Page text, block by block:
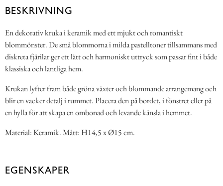
BESKRIVNING
En dekorativ kruka i keramik med ett mjukt och romantiskt
blommönster. De små blommorna i milda pastelltoner tillsammans med
diskreta fjärilar ger ett lätt och harmoniskt uttryck som passar fint i både
klassiska och lantliga hem.
Krukan lyfter fram både gröna växter och blommande arrangemang och
blir en vacker detalj i rummet. Placera den på bordet, i fönstret eller på
en hylla för att skapa en ombonad och levande känsla i hemmet.
Material: Keramik. Mått: H14,5 x Ø15 cm.
EGENSKAPER